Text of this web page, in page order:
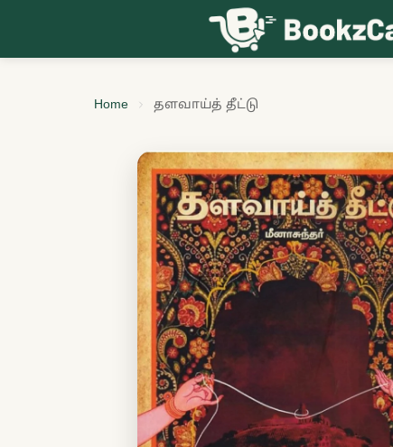
Home தளவாய்த் தீட்டு